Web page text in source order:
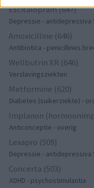
Escitalopram (647)
Depressie - antidepressiva
Amoxicilline (646)
Antibiotica - penicillines
Wellbutrin XR (646)
Verslavingsziekten
Metformine (620)
Diabetes (suikerziekte) -
Implanon
Anticonceptie - overig
Lexapro (509)
Depressie - antidepressiva
Concerta (503)
ADHD - psychostimulantia